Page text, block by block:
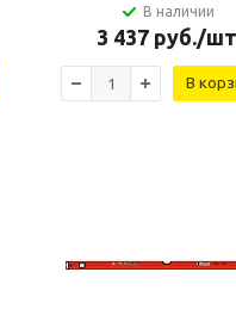
В наличии
3 437руб./шт
В